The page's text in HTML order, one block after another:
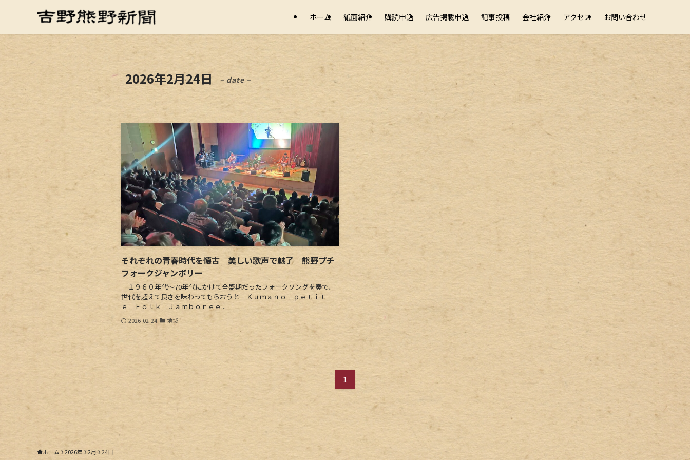
ホーム 紙面紹介 購読申込 広告掲載申込 記事投稿 会社紹介 アクセス お問い合わせ
2026年2月24日 – date –
それぞれの青春時代を懐古 美しい歌声で魅了 熊野プチ
フォークジャンボリー
１９６０年代～70年代にかけて全盛期だったフォークソングを奏で、
世代を超えて良さを味わってもらおうと「Ｋｕｍａｎｏ ｐｅｔｉｔ
ｅ Ｆｏｌｋ Ｊａｍｂｏｒｅｅ...
2026-02-24 地域
1
ホーム 2026年 2月 24日